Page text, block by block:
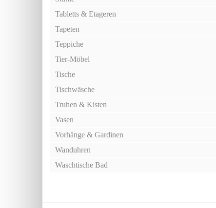
Tabletts & Etageren
Tapeten
Teppiche
Tier-Möbel
Tische
Tischwäsche
Truhen & Kisten
Vasen
Vorhänge & Gardinen
Wanduhren
Waschtische Bad